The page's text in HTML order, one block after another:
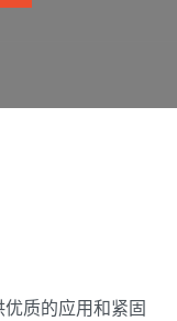
质的应用和紧固